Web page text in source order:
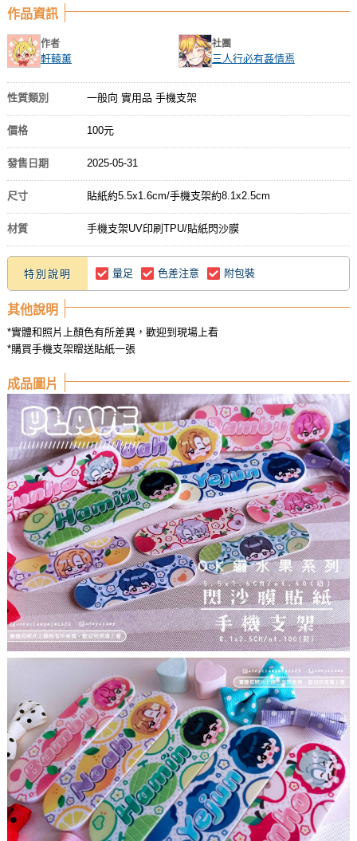
作品資訊
作者
軒轅薰
社團
三人行必有姦情焉
性質類別 一般向 實用品 手機支架
價格 100元
發售日期 2025-05-31
尺寸 貼紙約5.5x1.6cm/手機支架約8.1x2.5cm
材質 手機支架UV印刷TPU/貼紙閃沙膜
特別說明 量足 色差注意 附包裝
其他說明
*實體和照片上顏色有所差異，歡迎到現場上看
*購買手機支架贈送貼紙一張
成品圖片